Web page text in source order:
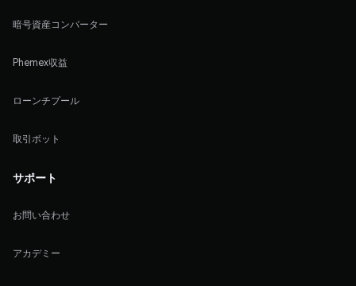
暗号資産コンバーター
Phemex収益
ローンチプール
取引ボット
サポート
お問い合わせ
アカデミー